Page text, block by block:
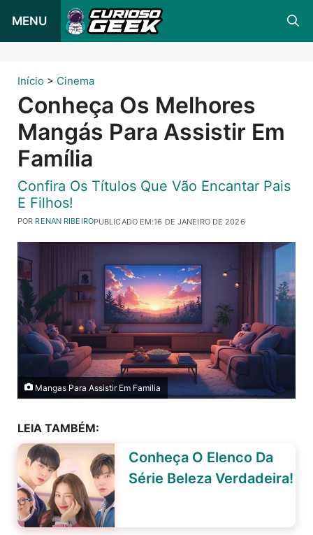
para
conteúdo
MENU
Início > Cinema
Conheça Os Melhores
Mangás Para Assistir Em
Família
Confira Os Títulos Que Vão Encantar Pais
E Filhos!
PUBLICADO EM:16 DE JANEIRO DE 2026
POR RENAN RIBEIRO
Mangas Para Assistir Em Familia
LEIA TAMBÉM:
Conheça O Elenco Da
Série Beleza Verdadeira!